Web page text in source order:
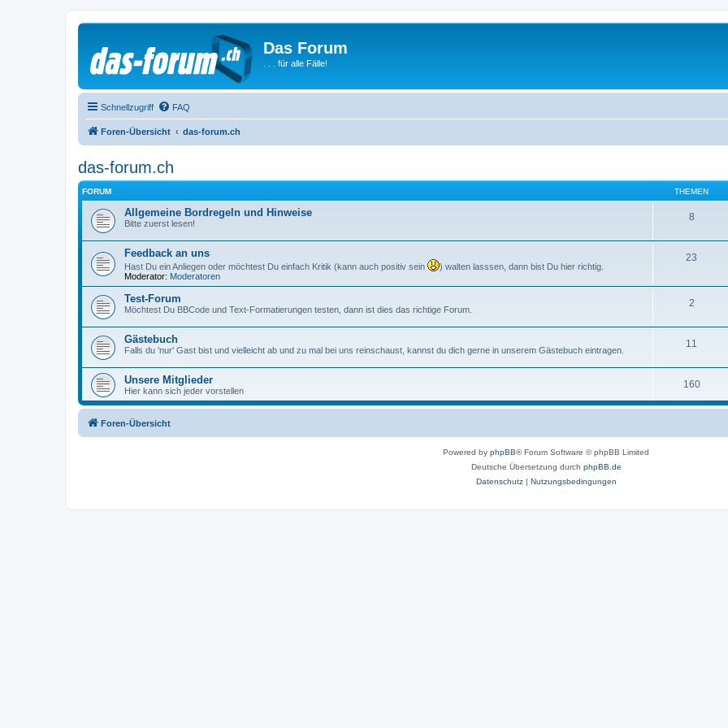
Das Forum
. . . für alle Fälle!
Schnellzugriff FAQ
Foren-Übersicht das-forum.ch
das-forum.ch
FORUM THEMEN
Allgemeine Bordregeln und Hinweise
Bitte zuerst lesen!
8
Feedback an uns
Hast Du ein Anliegen oder möchtest Du einfach Kritik (kann auch positiv sein
) walten lasssen, dann bist Du hier richtig.
Moderator: Moderatoren
23
Test-Forum
Möchtest Du BBCode und Text-Formatierungen testen, dann ist dies das richtige Forum.
2
Gästebuch
Falls du 'nur' Gast bist und vielleicht ab und zu mal bei uns reinschaust, kannst du dich gerne in unserem Gästebuch eintragen.
11
Unsere Mitglieder
Hier kann sich jeder vorstellen
160
Foren-Übersicht
Powered by phpBB® Forum Software © phpBB Limited
Deutsche Übersetzung durch phpBB.de
Datenschutz| Nutzungsbedingungen